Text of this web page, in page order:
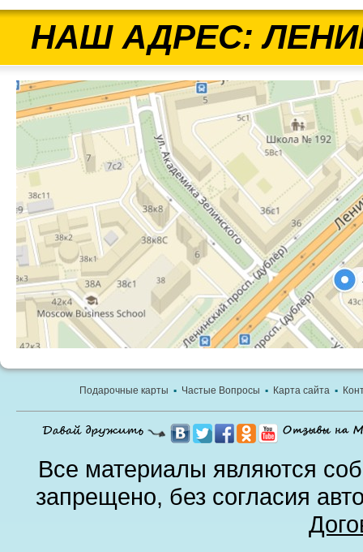
НАШ АДРЕС:
Подарочные карты ▪ Частые Вопросы ▪ Карта сайта ▪
Все материалы являются
запрещено, без согласия